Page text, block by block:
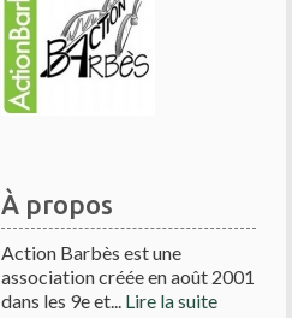
À propos
Action Barbès est une
association créée en août 2001
dans les 9e et... Lire la suite